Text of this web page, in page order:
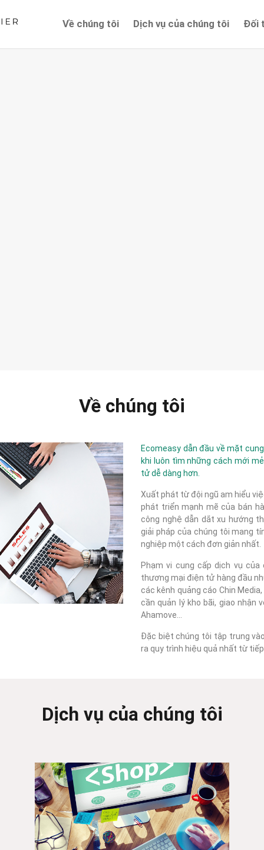
Về chúng tôi Dịch vụ của chúng tôi Đối
Về chúng tôi
Ecomeasy dẫn đầu về mặt
khi luôn tìm những cách mới
tử dễ dàng hơn.
Xuất phát từ đội ngũ am hiểu
phát triển mạnh mẽ của bán
công nghệ dẫn dắt xu hướng
giải pháp của chúng tôi mang
nghiệp một cách đơn giản nhất.
Phạm vi cung cấp dịch vụ
thương mại điện tử hàng đầu
các kênh quảng cáo Chin
cần quản lý kho bãi, giao nhận
Ahamove...
Đặc biệt chúng tôi tập trung
ra quy trình hiệu quả nhất từ
Dịch vụ của chúng tôi